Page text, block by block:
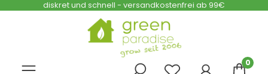
Zum Hauptinhalt springen
diskret und schnell - versandkostenfrei ab 99€
0